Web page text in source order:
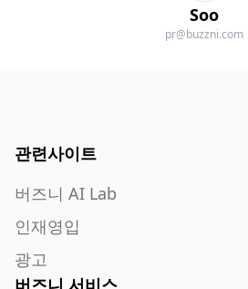
Soo
pr@buzzni.com
관련사이트
버즈니 AI Lab
인재영입
광고
버즈니 서비스